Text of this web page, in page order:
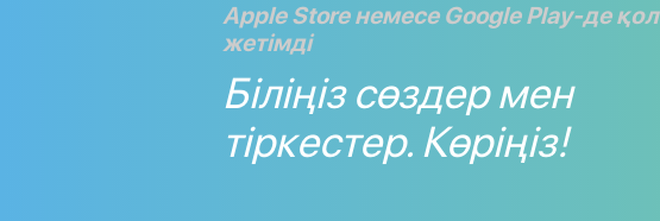
Apple Store немесе Google Play-де қол
жетімді
Біліңіз сөздер мен
тіркестер. Көріңіз!